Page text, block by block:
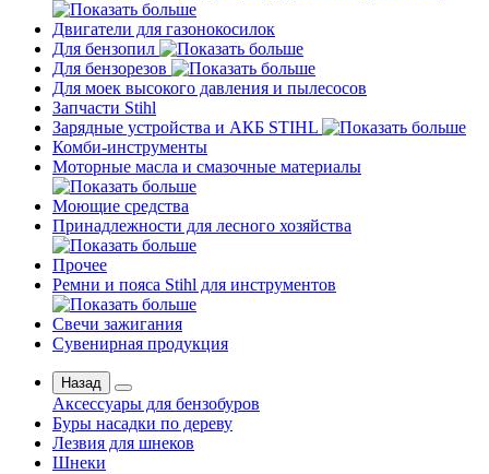
Двигатели для газонокосилок
Для бензопил
Для бензорезов
Для моек высокого давления и пылесосов
Запчасти Stihl
Зарядные устройства и АКБ STIHL
Комби-инструменты
Моторные масла и смазочные материалы
Моющие средства
Принадлежности для лесного хозяйства
Прочее
Ремни и пояса Stihl для инструментов
Свечи зажигания
Сувенирная продукция
Назад
Аксессуары для бензобуров
Буры насадки по дереву
Лезвия для шнеков
Шнеки